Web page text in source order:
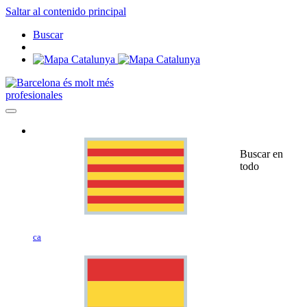
Saltar al contenido principal
Buscar
profesionales
ca
Buscar en
todo